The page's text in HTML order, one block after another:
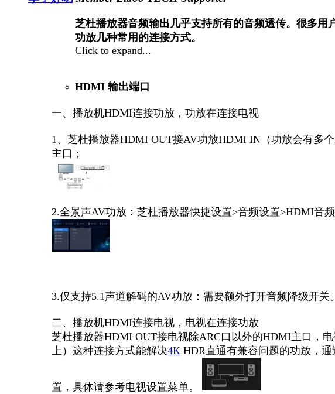
芝杜播放器音频输出几乎支持所有的音频透传。很多
功放几种常用的连接方式。
Click to expand...
HDMI 输出端口
一、播放机HDMI连接功放，功放在连接电视
1、芝杜播放器HDMI OUT接AV功放HDMI IN（功放会有多
主口；
2.全景声AV功放：芝杜播放器快捷设置>音频设置>HDMI音
3.仅支持5.1声道解码的AV功放：需要额外打开音频降级开关
二、播放机HDMI连接电视，电视在连接功放
芝杜播放器HDMI OUT接电视除ARC口以外的HDMI主口，
上）这种连接方式能解决4K HDR直通有兼容问题的功放，
置，具体请参考电视设置菜单。